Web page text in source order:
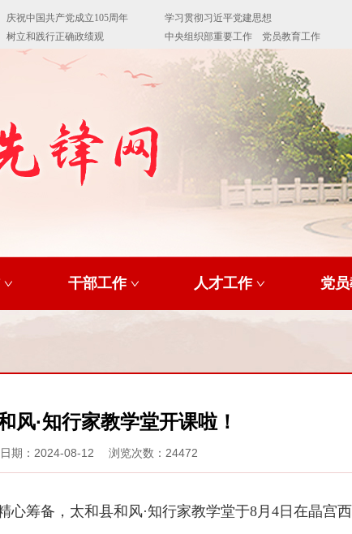
干部工作 人才工作 党
风·知行家教学堂开课啦！
期：2024-08-12 浏览次数：24472
筹备，太和县和风·知行家教学堂于8月4日在晶宫